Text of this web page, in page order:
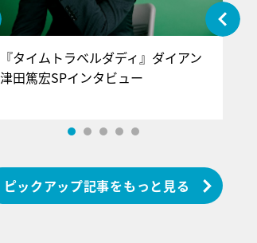
『タイムトラベルダディ』ダイアン
津田篤宏SPインタビュー
ピックアップ記事をもっと見る